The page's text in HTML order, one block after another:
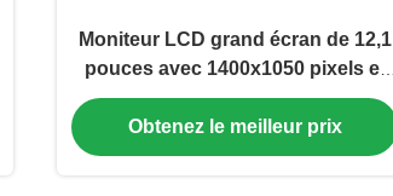
Moniteur LCD grand écran de 12,1
pouces avec 1400x1050 pixels et
262K Colors LTD121KM7K
Obtenez le meilleur prix